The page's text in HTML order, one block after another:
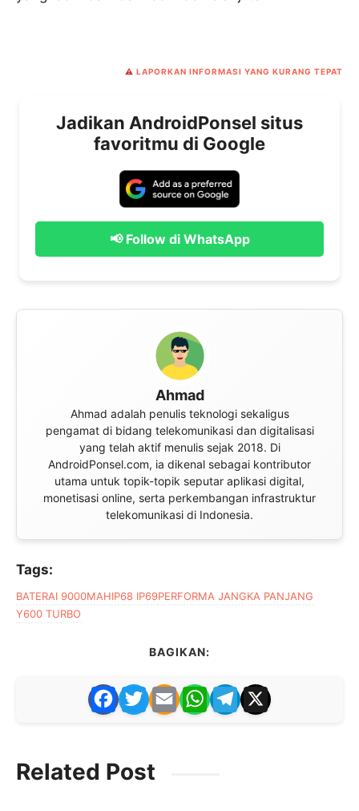
⚠️ LAPORKAN INFORMASI YANG KURANG TEPAT
Jadikan AndroidPonsel situs
favoritmu di Google
📢 Follow di WhatsApp
Ahmad
Ahmad adalah penulis teknologi sekaligus
pengamat di bidang telekomunikasi dan digitalisasi
yang telah aktif menulis sejak 2018. Di
AndroidPonsel.com, ia dikenal sebagai kontributor
utama untuk topik-topik seputar aplikasi digital,
monetisasi online, serta perkembangan infrastruktur
telekomunikasi di Indonesia.
Tags:
BATERAI 9000MAHIP68 IP69PERFORMA JANGKA PANJANG
Y600 TURBO
BAGIKAN:
F
a
e
T
w
er
E
m
l
W
h
T
el
X
Related Post